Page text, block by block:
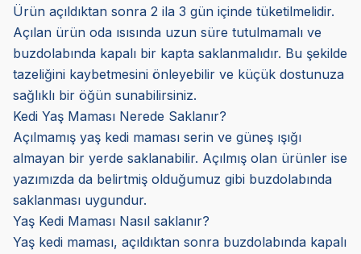
Ürün açıldıktan sonra 2 ila 3 gün içinde tüketilmelidir.
Açılan ürün oda ısısında uzun süre tutulmamalı ve
buzdolabında kapalı bir kapta saklanmalıdır. Bu şekilde
tazeliğini kaybetmesini önleyebilir ve küçük dostunuza
sağlıklı bir öğün sunabilirsiniz.
Kedi Yaş Maması Nerede Saklanır?
Açılmamış yaş kedi maması serin ve güneş ışığı
almayan bir yerde saklanabilir. Açılmış olan ürünler ise
yazımızda da belirtmiş olduğumuz gibi buzdolabında
saklanması uygundur.
Yaş Kedi Maması Nasıl saklanır?
Yaş kedi maması, açıldıktan sonra buzdolabında kapalı